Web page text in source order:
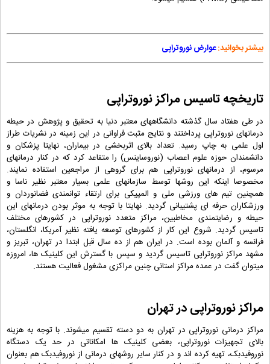
بیشتر بخوانید:عوارض نوروتراپی
تاریخچه تاسیس مراکز نوروتراپی
در طی هفتاد سال گذشته دانشگاههای معتبر دنیا به تحقیق و پژوهش در حیطه
درمانهای نوروتراپی پرداختند و نتایج مثبت فراوانی در این زمینه در نشریات طراز
اول علمی به چاپ رسید. تعداد بالای اثربخشی در بیماران، نهایتا پزشکان و
دانشمندان حوزه علوم اعصاب (نوروساینس) را متقاعد کرد که در کنار درمانهای
مرسوم، از درمانهای نوروتراپی هم برای گروهی از مراجعین استفاده نمایند.
مخصوصا اینکه این روشها توسط سازمانهای علمی بسیار معتبر نظیر ناسا و
همچنین تیم های ورزشی ملی و المپیکی برای ارتقاء توانمندی فضانوردان و
ورزشکاران حرفه ای پشتیبانی گردید. نهایتا با توجه به موثر بودن درمانهای این
حیطه و رضایتمندی مخاطبین، مراکز متعدد نوروتراپی در کشورهای مختلف
تاسیس گردید. شروع این کار از کشورهای توسعه یافته نظیر آمریکا، انگلستان،
فرانسه و آلمان بوده است. در ایران هم از ده سال قبل ابتدا در تهران، تبریز و
مشهد مراکز نوروتراپی تاسیس گردید و سپس با گسترش این کلینیک ها، امروزه
میتوان گفت در عمده مراکز استانی چنین مراکزی مشغول فعالیت هستند.
مراکز نوروتراپی در تهران
مراکز درمانی نوروتراپی در تهران به دو دسته تقسیم میشوند. با توجه به هزینه
بالای تجهیزات نوروتراپی، بعضی کلینیک ها امکاناتی در حد یک دستگاه
نوروفیدبک، تهیه کرده اند و در کنار سایر روشهای درمانی از نوروفیدبک هم بعنوان